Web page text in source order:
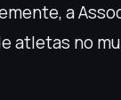
a
atletas no